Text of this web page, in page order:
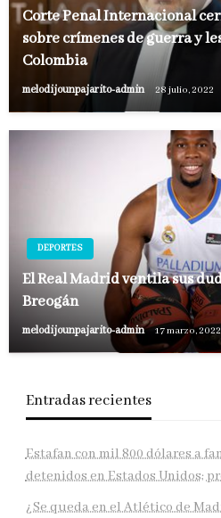
Corte Penal Internacional
sobre crímenes de guerra y
Colombia
melodijounpajarito-admin 28 julio, 2022
DEPORTES
El Real Madrid ventila sus
Breogán
melodijounpajarito-admin 17 marzo, 2022
Entradas recientes
Estafan con mil 800 dólares a
detenidos en Estados Unidos;
¿Se queda en el Atlético de